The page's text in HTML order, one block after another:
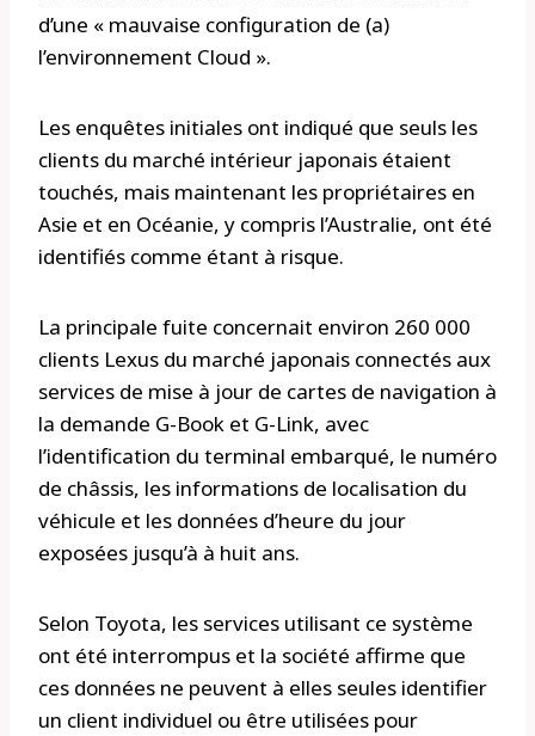
d’une « mauvaise configuration de (a)
l’environnement Cloud ».
Les enquêtes initiales ont indiqué que seuls les
clients du marché intérieur japonais étaient
touchés, mais maintenant les propriétaires en
Asie et en Océanie, y compris l’Australie, ont été
identifiés comme étant à risque.
La principale fuite concernait environ 260 000
clients Lexus du marché japonais connectés aux
services de mise à jour de cartes de navigation à
la demande G-Book et G-Link, avec
l’identification du terminal embarqué, le numéro
de châssis, les informations de localisation du
véhicule et les données d’heure du jour
exposées jusqu’à à huit ans.
Selon Toyota, les services utilisant ce système
ont été interrompus et la société affirme que
ces données ne peuvent à elles seules identifier
un client individuel ou être utilisées pour